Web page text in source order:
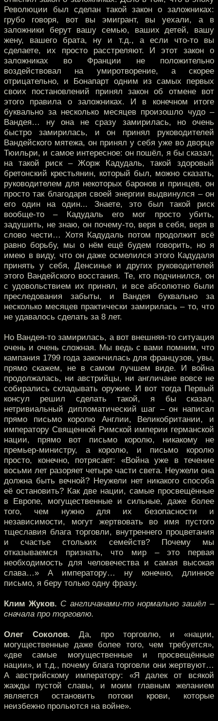
Революции был сделан такой закон о заложниках:
грубо говоря, вот вы эмигрант, вы уехали, а в
заложники берут вашу семью, ваших детей, вашу
жену, вашего брата, ну и т.д., а если что-то вы
сделаете, их просто расстреляют. И этот закон о
заложниках во Франции не положительно
воздействовал на умиротворение, а скорее
отрицательно, и Бонапарт одним из самых первых
своих постановлений принял закон об отмене вот
этого правила о заложниках. И в конечном итоге
буквально за несколько месяцев произошло чудо –
Вандея… ну она не сразу замирилась, но очень
быстро замирилась, и он принял руководителей
Вандейского мятежа, он принял у себя уже во дворце
Тюильри, и самое интересное: он пошёл, я бы сказал,
на такой риск – Жорж Кадудаль, такой здоровый
бретонский крестьянин, который был, можно сказать,
руководителем для некоторых баронов и принцев, он
просто так благодаря своей энергии выдвинулся – он
его один на один... Знаете, это был такой риск
вообще-то – Кадудаль его мог просто убить,
задушить, не знаю, он почему-то, веря в себя, веря в
слово чести… Хотя Кадудаль потом продолжит всё
равно борьбу, мы о нём ещё будем говорить, но я
имею в виду, что он даже осмелился этого Кадудаля
принять у себя, Денсинье и других руководителей
этого Вандейского восстания. Те, кто подчинился, он
с удовольствием их принял, и все абсолютно были
преследования забыты, и Вандея буквально за
несколько месяцев практически замирилась – то, что
не удавалось сделать за 8 лет.
Но Вандея-то замирилась, а вот внешняя-то ситуация
очень и очень сложная. Мы ведь с вами помним, что
кампания 1799 года закончилась для французов, увы,
прямо скажем, не в самом лучшем виде. И война
продолжалась, ни австрийцы, ни англичане вовсе не
собирались складывать оружие. И вот тогда Первый
консул решил сделать такой, я бы сказал,
нетривиальный дипломатический шаг – он написал
прямо письмо королю Англии, Великобритании, и
императору Священной Римской империи германской
нации, прямо вот письмо королю, никакому не
премьер-министру, а королю, и письмо королю
просто, конечно, потрясает: «Война уже в течение
восьми лет разоряет четыре части света. Неужели она
должна быть вечной? Неужели нет никакого способа
её остановить? Как две нации, самые просвещённые
в Европе, могущественные и сильные, даже более
того, чем нужно для их безопасности и
независимости, могут жертвовать во имя пустого
тщеславия блага торговли, внутреннего процветания
и счастье стольких семейств? Почему мы
отказываемся признать, что мир – это первая
необходимость для человечества и самая высокая
слава…» А императору… ну конечно, длинное
письмо, я беру только одну фразу.
Клим Жуков. С англичанами-то нормально зашёл –
сначала про торговлю.
Олег Соколов. Да, про торговлю, и «нации,
могущественные даже более того, чем требуется»,
«две самые могущественные и просвещённые
нации», и т.д., почему блага торговли они жертвуют…
А австрийскому императору: «Я далек от всякой
жажды пустой славы, и моим главным желанием
является остановить потоки крови, которые
неизбежно прольются на войне».